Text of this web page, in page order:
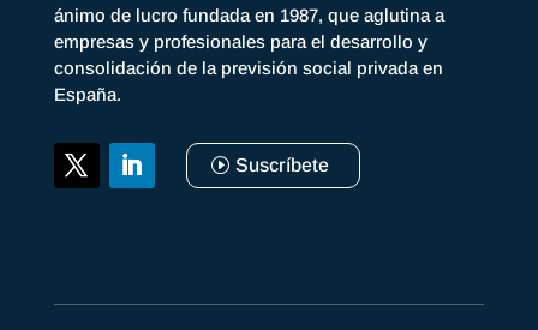
ánimo de lucro fundada en 1987, que aglutina a
empresas y profesionales para el desarrollo y
consolidación de la previsión social privada en
España.
Suscríbete